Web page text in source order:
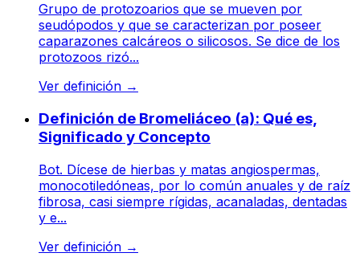
Grupo de protozoarios que se mueven por
seudópodos y que se caracterizan por poseer
caparazones calcáreos o silicosos. Se dice de los
protozoos rizó...
Ver definición →
Definición de Bromeliáceo (a): Qué es,
Significado y Concepto
Bot. Dícese de hierbas y matas angiospermas,
monocotiledóneas, por lo común anuales y de raíz
fibrosa, casi siempre rígidas, acanaladas, dentadas
y e...
Ver definición →